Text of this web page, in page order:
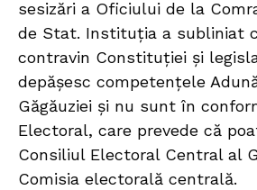
sesizări a Oficiului de la
de Stat. Instituția a subliniat
contravin Constituției și
depășesc competențele
Găgăuziei și nu sunt în
Electoral, care prevede că
Consiliul Electoral Central al
Comisia electorală centrală.